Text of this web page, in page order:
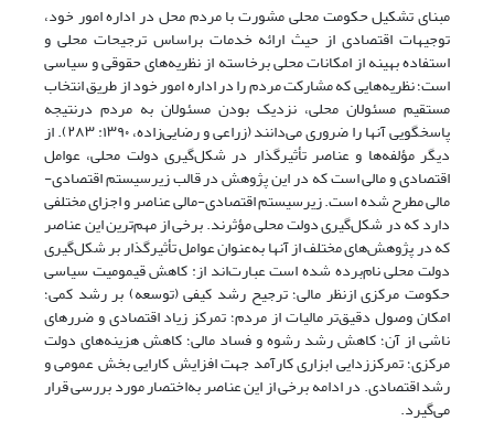
مبنای تشکیل حکومت محلی مشورت با مردم محل در اداره‌ امور خود،
توجیهات اقتصادی از حیث ارائه‌ خدمات براساس ترجیحات محلی و
استفاده‌ بهینه از امکانات محلی برخاسته از نظریه‌های حقوقی و سیاسی
است؛ نظریه‌هایی که مشارکت مردم را در اداره‌ امور خود از طریق انتخاب
مستقیم مسئولان محلی، نزدیک بودن مسئولان به مردم درنتیجه
پاسخگویی آنها را ضروری می‌دانند (زراعی و رضایی‌زاده، ۱۳۹۰: ۲۸۳). از
دیگر مؤلفه‌ها و عناصر تأثیرگذار در شکل‌گیری دولت محلی، عوامل
اقتصادی و مالی است که در این پژوهش در قالب زیرسیستم اقتصادی-
مالی مطرح ‌شده است. زیرسیستم اقتصادی-مالی عناصر و اجزای مختلفی
دارد که در شکل‌گیری دولت محلی مؤثرند. برخی از مهم‌ترین این عناصر
که در پژوهش‌های مختلف از آنها به‌عنوان عوامل تأثیرگذار بر شکل‌گیری
دولت محلی نام‌برده شده است عبارت‌اند از: کاهش قیمومیت سیاسی
حکومت مرکزی ازنظر مالی؛ ترجیح رشد کیفی (توسعه) بر رشد کمی؛
امکان وصول دقیق‌تر مالیات از مردم؛ تمرکز زیاد اقتصادی و ضررهای
ناشی از آن؛ کاهش رشد رشوه و فساد مالی؛ کاهش هزینه‌های دولت
مرکزی؛ تمرکززدایی ابزاری کارآمد جهت افزایش کارایی بخش عمومی و
رشد اقتصادی. در ادامه برخی از این عناصر به‌اختصار مورد بررسی قرار
می‌گیرد.